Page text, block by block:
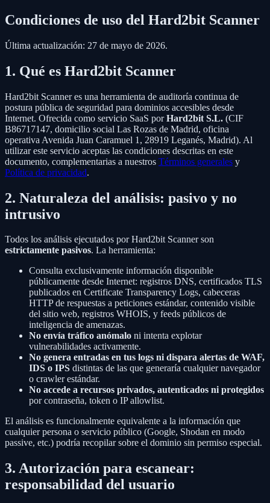
Condiciones de uso del Hard2bit Scanner
Última actualización: 27 de mayo de 2026.
1. Qué es Hard2bit Scanner
Hard2bit Scanner es una herramienta de auditoría continua de
postura pública de seguridad para dominios accesibles desde
Internet. Ofrecida como servicio SaaS porHard2bit S.L. (CIF
B86717147, domicilio social Las Rozas de Madrid, oficina
operativa Avenida Juan Caramuel 1, 28919 Leganés, Madrid). Al
utilizar este servicio aceptas las condiciones descritas en este
documento, complementarias a nuestros Términos generales y
Política de privacidad.
2. Naturaleza del análisis: pasivo y no
intrusivo
Todos los análisis ejecutados por Hard2bit Scanner son
estrictamente pasivos. La herramienta:
Consulta exclusivamente información disponible
públicamente desde Internet: registros DNS, certificados TLS
publicados en Certificate Transparency Logs, cabeceras
HTTP de respuestas a peticiones estándar, contenido visible
del sitio web, registros WHOIS, y feeds públicos de
inteligencia de amenazas.
No envía tráfico anómalo ni intenta explotar
vulnerabilidades activamente.
No genera entradas en tus logs ni dispara alertas de WAF,
IDS o IPS distintas de las que generaría cualquier navegador
o crawler estándar.
No accede a recursos privados, autenticados ni protegidos
por contraseña, token o IP allowlist.
El análisis es funcionalmente equivalente a la información que
cualquier persona o servicio público (Google, Shodan en modo
passive, etc.) podría recopilar sobre el dominio sin permiso especial.
3. Autorización para escanear:
responsabilidad del usuario